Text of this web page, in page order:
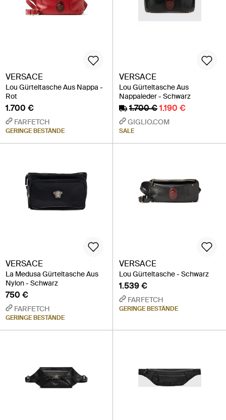
VERSACE
Lou Gürteltasche Aus Nappa -
Rot
1.700 €
FARFETCH
GERINGE BESTÄNDE
VERSACE
Lou Gürteltasche Aus
Nappaleder - Schwarz
1.700 €1.190 €
GIGLIO.COM
SALE
VERSACE
La Medusa Gürteltasche Aus
Nylon - Schwarz
750 €
FARFETCH
GERINGE BESTÄNDE
VERSACE
Lou Gürteltasche - Schwarz
1.539 €
FARFETCH
GERINGE BESTÄNDE